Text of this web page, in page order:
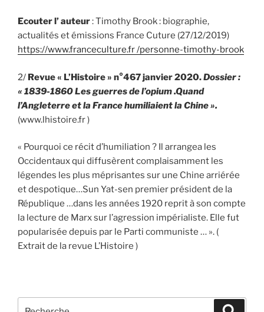
Ecouter l’ auteur: Timothy Brook : biographie,
actualités et émissions France Cuture (27/12/2019)
https://www.franceculture.fr /personne-timothy-brook
2/ Revue « L’Histoire » n°467 janvier 2020.Dossier :
« 1839-1860 Les guerres de l’opium .Quand
l’Angleterre et la France humiliaient la Chine ».
(www.lhistoire.fr )
« Pourquoi ce récit d’humiliation ? Il arrangea les
Occidentaux qui diffusèrent complaisamment les
légendes les plus méprisantes sur une Chine arriérée
et despotique…Sun Yat-sen premier président de la
République …dans les années 1920 reprit à son compte
la lecture de Marx sur l’agression impérialiste. Elle fut
popularisée depuis par le Parti communiste … ». (
Extrait de la revue L’Histoire )